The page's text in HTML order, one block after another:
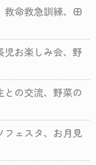
救命救急訓練、田
児お楽しみ会、野
との交流、野菜の
フェスタ、お月見